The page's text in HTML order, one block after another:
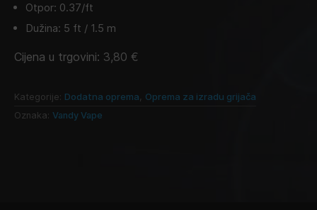
Otpor: 0.37/ft
Dužina: 5 ft / 1.5 m
Cijena u trgovini: 3,80 €
Kategorije: Dodatna oprema Oprema za izradu grijača
Oznaka: Vandy Vape